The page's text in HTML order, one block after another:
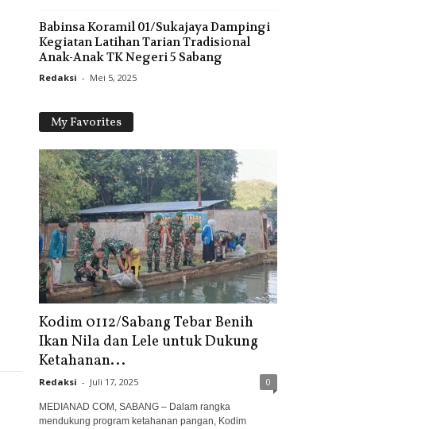
Babinsa Koramil 01/Sukajaya Dampingi
Kegiatan Latihan Tarian Tradisional
Anak-Anak TK Negeri 5 Sabang
Redaksi - Mei 5, 2025
My Favorites
Kodim 0112/Sabang Tebar Benih
Ikan Nila dan Lele untuk Dukung
Ketahanan...
Redaksi - Juli 17, 2025 0
MEDIANAD COM, SABANG – Dalam rangka
mendukung program ketahanan pangan, Kodim